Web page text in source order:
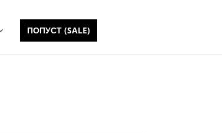
ПОПУСТ (SALE)